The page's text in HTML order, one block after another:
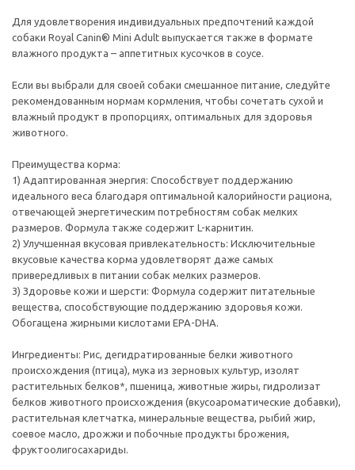
Для удовлетворения индивидуальных предпочтений каждой
собаки Royal Canin® Mini Adult выпускается также в формате
влажного продукта – аппетитных кусочков в соусе.
Если вы выбрали для своей собаки смешанное питание, следуйте
рекомендованным нормам кормления, чтобы сочетать сухой и
влажный продукт в пропорциях, оптимальных для здоровья
животного.
Преимущества корма:
1) Адаптированная энергия: Способствует поддержанию
идеального веса благодаря оптимальной калорийности рациона,
отвечающей энергетическим потребностям собак мелких
размеров. Формула также содержит L-карнитин.
2) Улучшенная вкусовая привлекательность: Исключительные
вкусовые качества корма удовлетворят даже самых
привередливых в питании собак мелких размеров.
3) Здоровье кожи и шерсти: Формула содержит питательные
вещества, способствующие поддержанию здоровья кожи.
Обогащена жирными кислотами EPA-DHA.
Ингредиенты: Рис, дегидратированные белки животного
происхождения (птица), мука из зерновых культур, изолят
растительных белков*, пшеница, животные жиры, гидролизат
белков животного происхождения (вкусоароматические добавки),
растительная клетчатка, минеральные вещества, рыбий жир,
соевое масло, дрожжи и побочные продукты брожения,
фруктоолигосахариды.